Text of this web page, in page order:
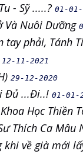
- Sỹ .....? 01-01-
Và Nuôi Dưỡng
tay phải, Tánh
12-11-2021
29-12-2020
Đủ ...Đi..! 01-01-
Học Thiền
Thích Ca
khi về già mới